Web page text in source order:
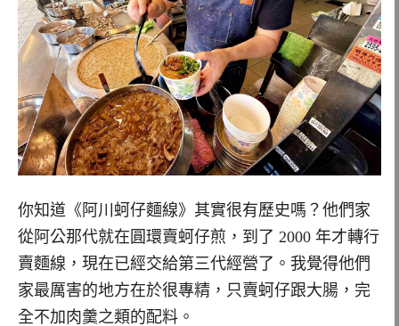
你知道《阿川蚵仔麵線》其實很有歷史嗎？他們家
從阿公那代就在圓環賣蚵仔煎，到了 2000 年才轉行
賣麵線，現在已經交給第三代經營了。我覺得他們
家最厲害的地方在於很專精，只賣蚵仔跟大腸，完
全不加肉羹之類的配料。